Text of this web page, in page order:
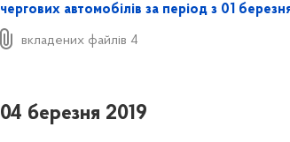
чергових автомобілів за період з 01
вкладених файлів 4
04 березня 2019